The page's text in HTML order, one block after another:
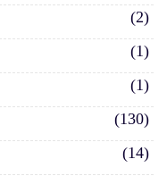
(2)
(1)
(1)
(130)
(14)